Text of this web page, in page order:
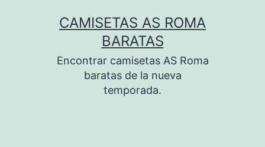
CAMISETAS AS ROMA
BARATAS
Encontrar camisetas AS Roma
baratas de la nueva
temporada.